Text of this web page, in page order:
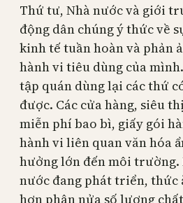
Thứ tư, Nhà nước và giới
động dân chúng ý thức về
kinh tế tuần hoàn và phản
hành vi tiêu dùng của
tập quán dùng lại các thứ
được. Các cửa hàng, siêu
miễn phí bao bì, giấy gói
hành vi liên quan văn hóa
hưởng lớn đến môi trường.
nước đang phát triển, thức
hơn phân nửa số lượng